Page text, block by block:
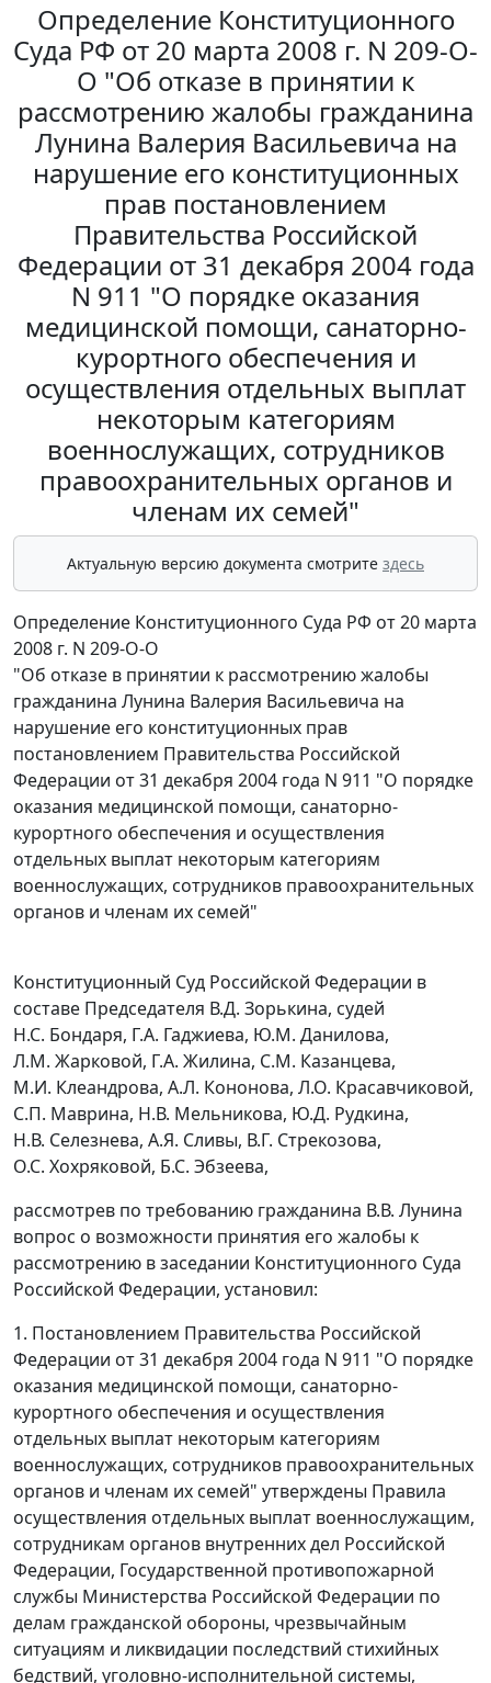
Определение Конституционного
Суда РФ от 20 марта 2008 г. N 209-О-
О "Об отказе в принятии к
рассмотрению жалобы гражданина
Лунина Валерия Васильевича на
нарушение его конституционных
прав постановлением
Правительства Российской
Федерации от 31 декабря 2004 года
N 911 "О порядке оказания
медицинской помощи, санаторно-
курортного обеспечения и
осуществления отдельных выплат
некоторым категориям
военнослужащих, сотрудников
правоохранительных органов и
членам их семей"
Актуальную версию документа смотрите здесь
Определение Конституционного Суда РФ от 20 марта
2008 г. N 209-О-О
"Об отказе в принятии к рассмотрению жалобы
гражданина Лунина Валерия Васильевича на
нарушение его конституционных прав
постановлением Правительства Российской
Федерации от 31 декабря 2004 года N 911 "О порядке
оказания медицинской помощи, санаторно-
курортного обеспечения и осуществления
отдельных выплат некоторым категориям
военнослужащих, сотрудников правоохранительных
органов и членам их семей"
Конституционный Суд Российской Федерации в
составе Председателя В.Д. Зорькина, судей
Н.С. Бондаря, Г.А. Гаджиева, Ю.М. Данилова,
Л.М. Жарковой, Г.А. Жилина, С.М. Казанцева,
М.И. Клеандрова, А.Л. Кононова, Л.О. Красавчиковой,
С.П. Маврина, Н.В. Мельникова, Ю.Д. Рудкина,
Н.В. Селезнева, А.Я. Сливы, В.Г. Стрекозова,
О.С. Хохряковой, Б.С. Эбзеева,
рассмотрев по требованию гражданина В.В. Лунина
вопрос о возможности принятия его жалобы к
рассмотрению в заседании Конституционного Суда
Российской Федерации, установил:
1. Постановлением Правительства Российской
Федерации от 31 декабря 2004 года N 911 "О порядке
оказания медицинской помощи, санаторно-
курортного обеспечения и осуществления
отдельных выплат некоторым категориям
военнослужащих, сотрудников правоохранительных
органов и членам их семей" утверждены Правила
осуществления отдельных выплат военнослужащим,
сотрудникам органов внутренних дел Российской
Федерации, Государственной противопожарной
службы Министерства Российской Федерации по
делам гражданской обороны, чрезвычайным
ситуациям и ликвидации последствий стихийных
бедствий, уголовно-исполнительной системы,